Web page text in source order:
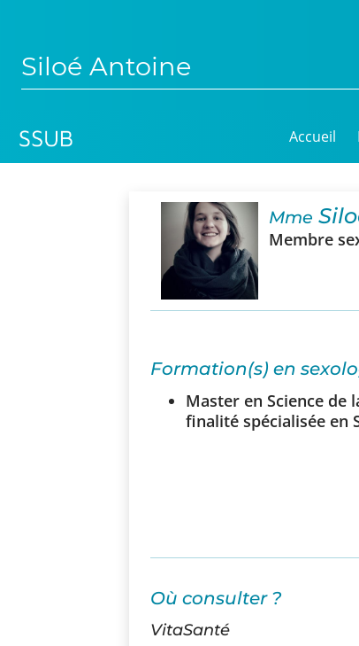
Siloé Antoine
Accueil
Mme
Membre
Formation(s) en
Master en Science de
finalité spécialisée en
Où consulter ?
VitaSanté